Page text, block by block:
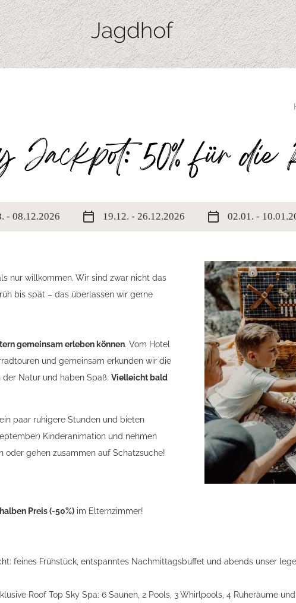
Jackpot: 50% für die
- 08.12.2026 calendar_today 19.12. - 26.12.2026 calendar_today 02.01. -
nur willkommen. Wir sind zwar nicht das
bis spät – das überlassen wir gerne
gemeinsam erleben können. Vom Hotel
und gemeinsam erkunden wir die
Natur und haben Spaß. Vielleicht bald
paar ruhigere Stunden und bieten
Kinderanimation und nehmen
oder gehen zusammen auf Schatzsuche!
Preis (-50%) im Elternzimmer!
feines Frühstück, entspanntes Nachmittagsbuffet und abends unser
Roof Top Sky Spa: 6 Saunen, 2 Pools, 3 Whirlpools, 4 Ruheräume